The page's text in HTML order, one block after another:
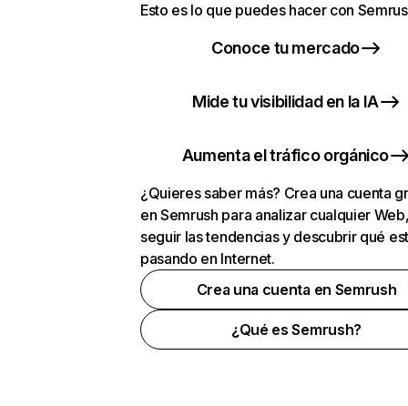
Esto es lo que puedes hacer con
Conoce tu mercado
Mide tu visibilidad en la IA
Aumenta el tráfico orgánico
¿Quieres saber más? Crea una cuenta
en Semrush para analizar cualquier
seguir las tendencias y descubrir qué
pasando en Internet.
Crea una cuenta en Semrush
¿Qué es Semrush?